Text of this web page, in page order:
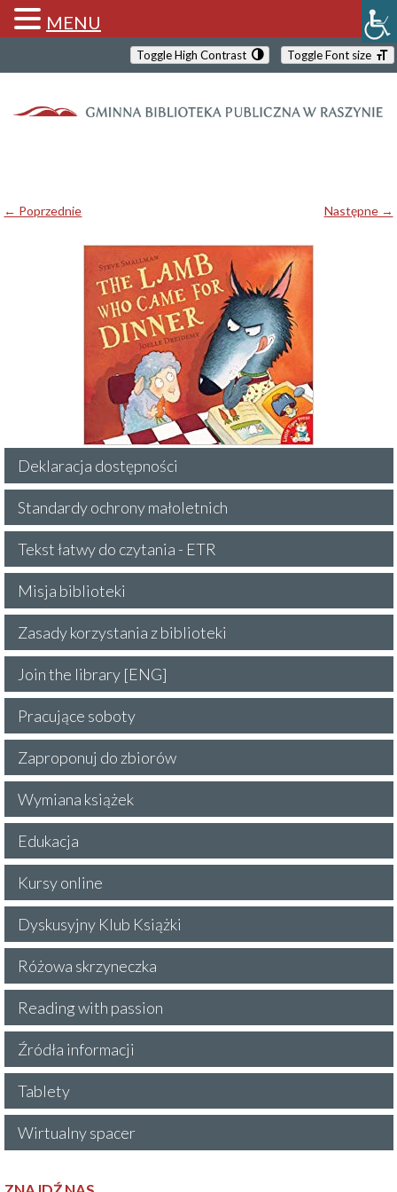
Toggle High Contrast Toggle Font size
← Poprzednie Następne →
Deklaracja dostępności
Standardy ochrony małoletnich
Tekst łatwy do czytania - ETR
Misja biblioteki
Zasady korzystania z biblioteki
Join the library [ENG]
Pracujące soboty
Zaproponuj do zbiorów
Wymiana książek
Edukacja
Kursy online
Dyskusyjny Klub Książki
Różowa skrzyneczka
Reading with passion
Źródła informacji
Tablety
Wirtualny spacer
MENU